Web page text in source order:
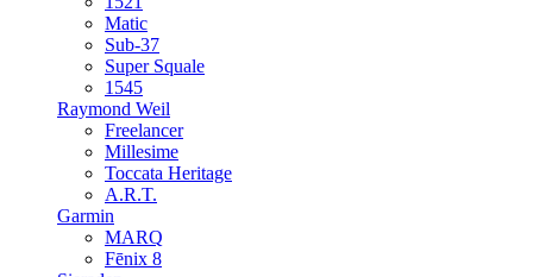
Matic
Sub-37
Super Squale
1545
Raymond Weil
Freelancer
Millesime
Toccata Heritage
A.R.T.
Garmin
MARQ
Fēnix 8